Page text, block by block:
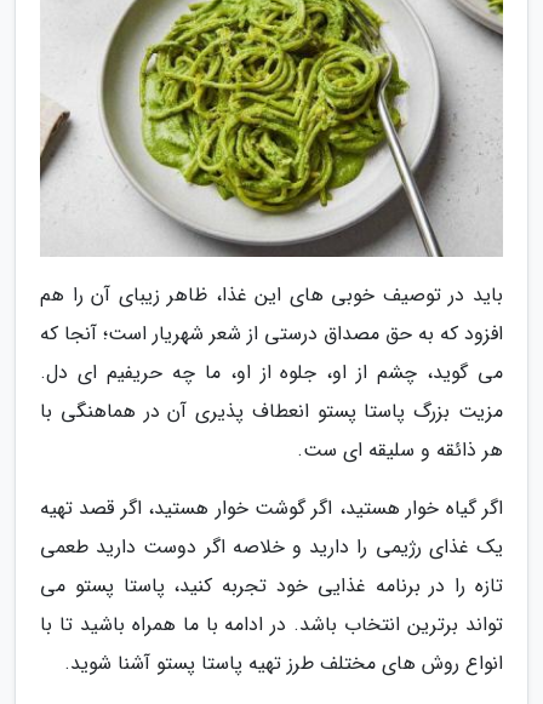
باید در توصیف خوبی های این غذا، ظاهر زیبای آن را هم
افزود که به حق مصداق درستی از شعر شهریار است؛ آنجا که
می گوید، چشم از او، جلوه از او، ما چه حریفیم ای دل.
مزیت بزرگ پاستا پستو انعطاف پذیری آن در هماهنگی با
هر ذائقه و سلیقه ای ست.
اگر گیاه خوار هستید، اگر گوشت خوار هستید، اگر قصد تهیه
یک غذای رژیمی را دارید و خلاصه اگر دوست دارید طعمی
تازه را در برنامه غذایی خود تجربه کنید، پاستا پستو می
تواند برترین انتخاب باشد. در ادامه با ما همراه باشید تا با
انواع روش های مختلف طرز تهیه پاستا پستو آشنا شوید.